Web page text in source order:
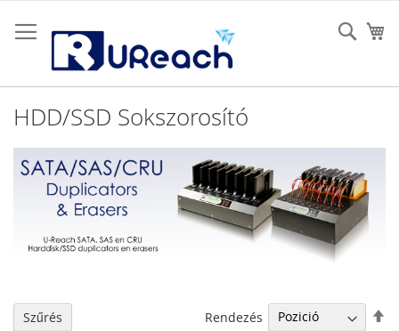
a
tartalomhoz
HDD/SSD Sokszorosító
Rendezés
Szűrés